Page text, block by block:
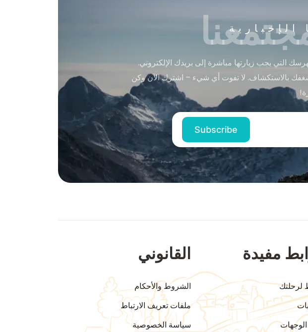
التي يجب زيارتها مباشرة إلى بريدك الإلكتروني.
بالاستكشاف. لا تفوت أي شيء – اشترك الآن وكن
مفيدة القانوني
الشروط والأحكام
ملفات تعريف الارتباط
سياسة الخصوصية